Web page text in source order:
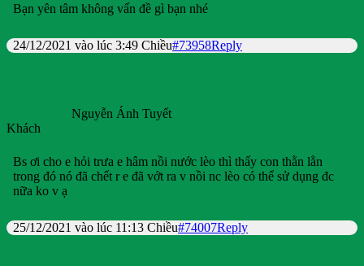
Bạn yên tâm không vấn đề gì bạn nhé
24/12/2021 vào lúc 3:49 Chiều#73958Reply
Nguyễn Ánh Tuyết
Khách
Bs ơi cho e hỏi trưa e hâm nồi nước lèo thì thấy con thằn lằn
trong đó nó đã chết r e đã vớt ra v nồi nc lèo có thể sử dụng đc
nữa ko v ạ
25/12/2021 vào lúc 11:13 Chiều#74007Reply